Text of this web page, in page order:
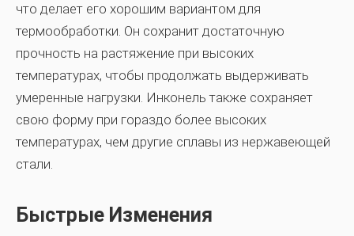
что делает его хорошим вариантом для
термообработки. Он сохранит достаточную
прочность на растяжение при высоких
температурах, чтобы продолжать выдерживать
умеренные нагрузки. Инконель также сохраняет
свою форму при гораздо более высоких
температурах, чем другие сплавы из нержавеющей
стали.
Быстрые Изменения